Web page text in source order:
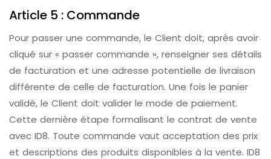
Article 5 : Commande
Pour passer une commande, le Client doit, après avoir
cliqué sur « passer commande », renseigner ses détails
de facturation et une adresse potentielle de livraison
différente de celle de facturation. Une fois le panier
validé, le Client doit valider le mode de paiement.
Cette dernière étape formalisant le contrat de vente
avec ID8. Toute commande vaut acceptation des prix
et descriptions des produits disponibles à la vente. ID8